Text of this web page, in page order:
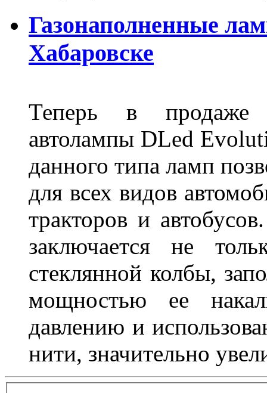
Газонаполненные
Хабаровске
Теперь в продаже
автолампы DLed
данного типа ламп
для всех видов
тракторов и
заключается не
стеклянной колбы,
мощностью ее
давлению и
нити, значительно